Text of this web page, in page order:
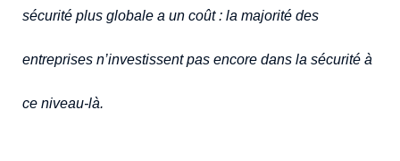
sécurité plus globale a un coût : la majorité des
entreprises n’investissent pas encore dans la sécurité à
ce niveau-là.